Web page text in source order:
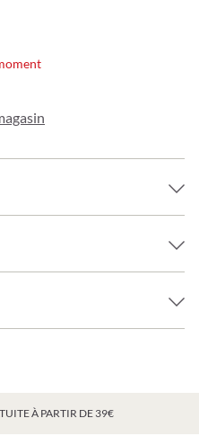
À PARTIR DE 39€